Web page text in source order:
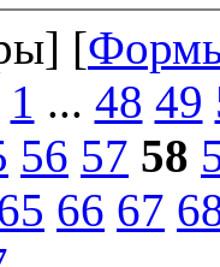
[
1 ... 48 49
56 57 58
66 67